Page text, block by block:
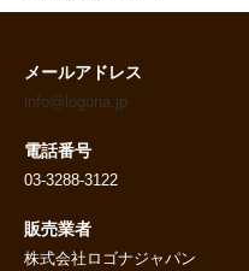
メールアドレス
info@logona.jp
電話番号
03-3288-3122
販売業者
株式会社ロゴナジャパン